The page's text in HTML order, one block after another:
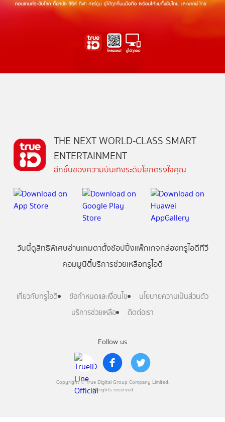
Follow us
Copyright © True Digital Group Company Limited.
All rights reserved
THE NEXT WORLD-CLASS SMART
ENTERTAINMENT
อีกขั้นของความบันเทิงระดับโลกตรงใจคุณ
วันนี้ดูสิทธิพิเศษอ่านเกมตาตั้งช้อปปิ้งแพ็กเกจกล่องทรูไอดีทีวี
คอมมูนิตี้บริการช่วยเหลือทรูไอดี
เกี่ยวกับทรูไอดี ข้อกำหนดและเงื่อนไข
นโยบายความเป็นส่วนตัว
บริการช่วยเหลือ
ติดต่อเรา